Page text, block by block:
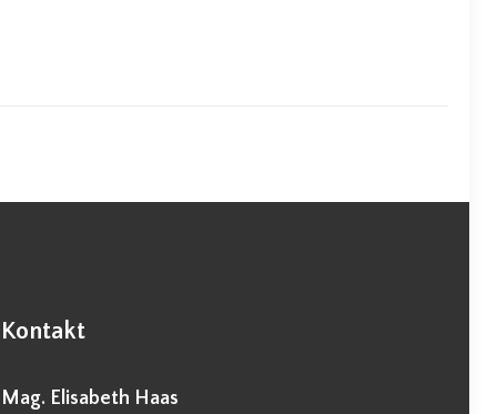
Kontakt
Mag. Elisabeth Haas